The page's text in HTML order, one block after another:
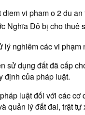
Nghĩa Đô bị cho thuê
nghiêm các vi
dụng đất đã cấp
định của pháp luật.
luật đối với các
quản lý đất đai, trật